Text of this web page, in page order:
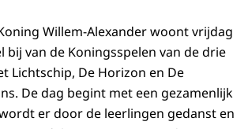
Willem-Alexander woont vrijdag
bij van de Koningsspelen van de drie
Lichtschip, De Horizon en De
De dag begint met een gezamenlijk
er door de leerlingen gedanst en